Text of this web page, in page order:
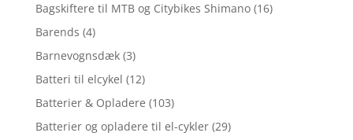
Bagskiftere til MTB og Citybikes Shimano (16)
Barends (4)
Barnevognsdæk (3)
Batteri til elcykel (12)
Batterier & Opladere (103)
Batterier og opladere til el-cykler (29)